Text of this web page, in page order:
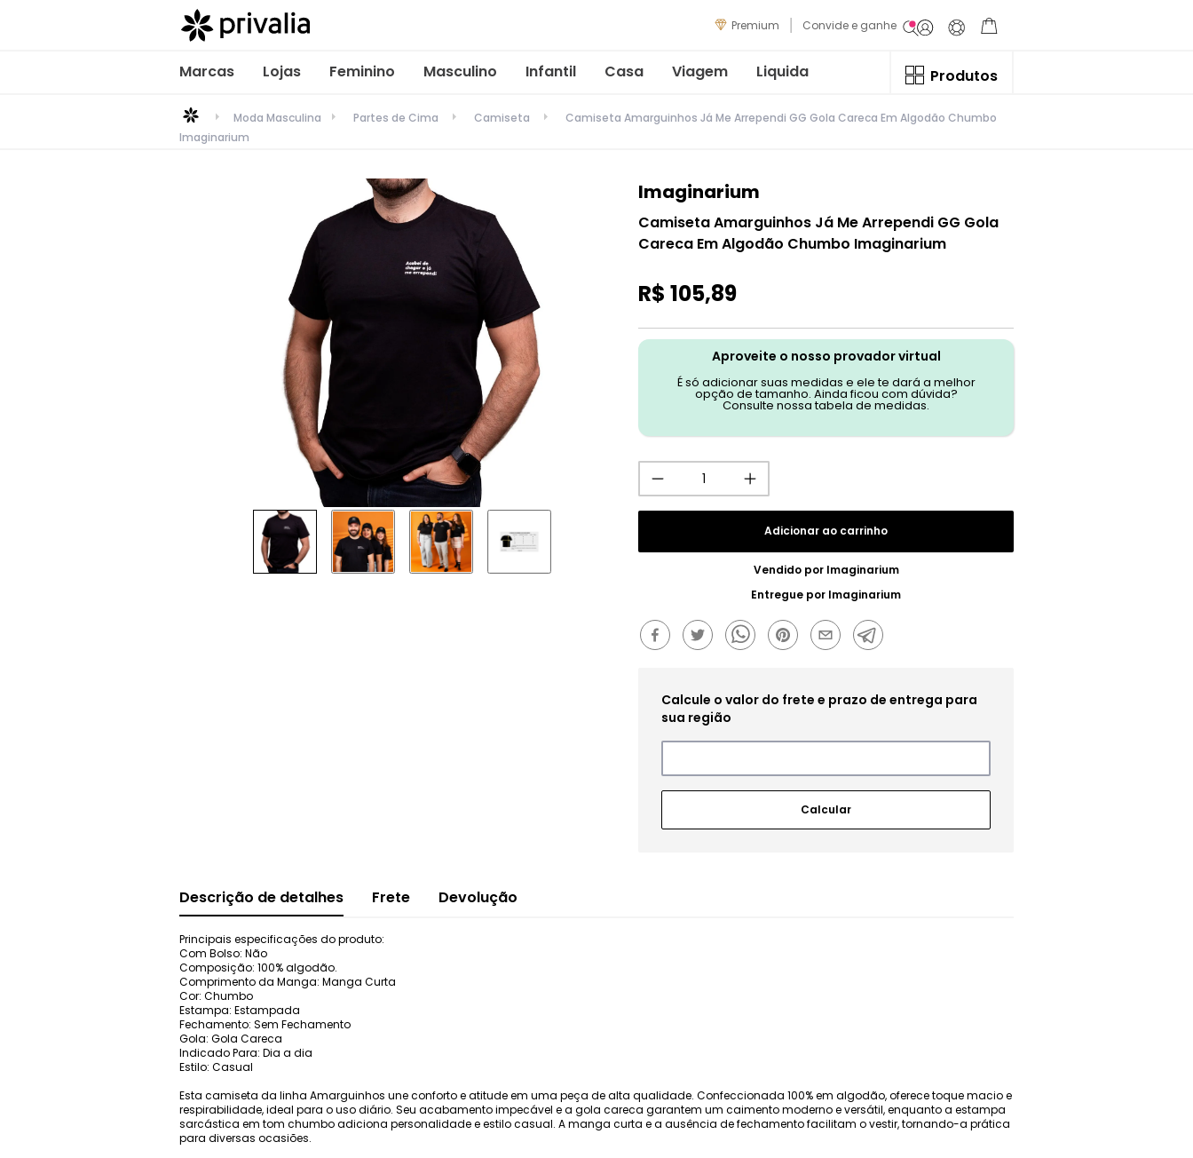
Premium Convide e ganhe
Marcas Lojas Feminino Masculino Infantil Casa Viagem Liquida Produtos
Moda Masculina Partes de Cima Camiseta
Camiseta Amarguinhos Já Me Arrependi GG Gola Careca Em Algodão Chumbo
Imaginarium
Imaginarium
Camiseta Amarguinhos Já Me Arrependi GG Gola
Careca Em Algodão Chumbo Imaginarium
R$ 105,89
Aproveite o nosso provador virtual
É só adicionar suas medidas e ele te dará a melhor
opção de tamanho. Ainda ficou com dúvida?
Consulte nossa tabela de medidas.
Adicionar ao carrinho
Vendido por Imaginarium
Entregue por Imaginarium
Descrição de detalhes Frete Devolução
Principais especificações do produto:
Com Bolso: Não
Composição: 100% algodão.
Comprimento da Manga: Manga Curta
Cor: Chumbo
Estampa: Estampada
Fechamento: Sem Fechamento
Gola: Gola Careca
Indicado Para: Dia a dia
Estilo: Casual
Esta camiseta da linha Amarguinhos une conforto e atitude em uma peça de alta qualidade. Confeccionada 100% em algodão, oferece toque macio e
respirabilidade, ideal para o uso diário. Seu acabamento impecável e a gola careca garantem um caimento moderno e versátil, enquanto a estampa
sarcástica em tom chumbo adiciona personalidade e estilo casual. A manga curta e a ausência de fechamento facilitam o vestir, tornando-a prática
para diversas ocasiões.